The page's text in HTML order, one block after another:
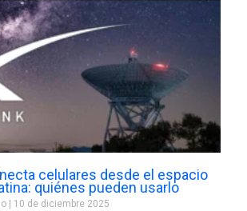
celulares desde el espacio
quiénes pueden usarlo
10 de diciembre 2025